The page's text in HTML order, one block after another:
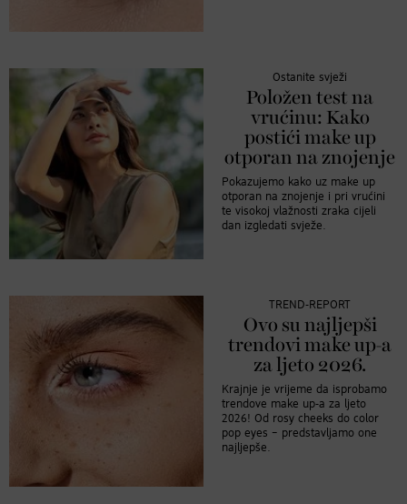
Ostanite svježi
Položen test na
vrućinu: Kako
postići make up
otporan na znojenje
Pokazujemo kako uz make up
otporan na znojenje i pri vrućini
te visokoj vlažnosti zraka cijeli
dan izgledati svježe.
TREND-REPORT
Ovo su najljepši
trendovi make up-a
za ljeto 2026.
Krajnje je vrijeme da isprobamo
trendove make up-a za ljeto
2026! Od rosy cheeks do color
pop eyes – predstavljamo one
najljepše.